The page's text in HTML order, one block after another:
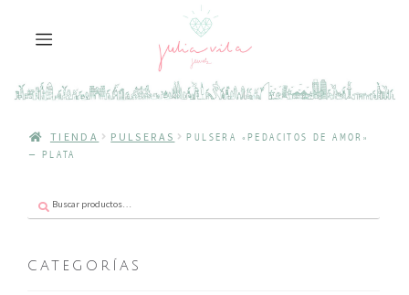
TIENDA PULSERAS
PULSERA «PEDACITOS DE AMOR»
– PLATA
por:
CATEGORÍAS